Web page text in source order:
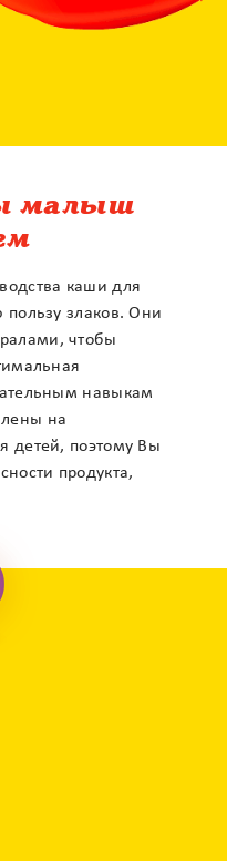
малыш
каши для
пользу злаков. Они
чтобы
навыкам
на
детей, поэтому Вы
продукта,